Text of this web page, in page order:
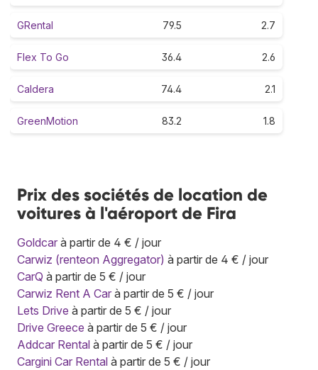
GRental 79.5 2.7
Flex To Go 36.4 2.6
Caldera 74.4 2.1
GreenMotion 83.2 1.8
Prix des sociétés de location de
voitures à l'aéroport de Fira
Goldcar à partir de 4 € / jour
Carwiz (renteon Aggregator) à partir de 4 € / jour
CarQ à partir de 5 € / jour
Carwiz Rent A Car à partir de 5 € / jour
Lets Drive à partir de 5 € / jour
Drive Greece à partir de 5 € / jour
Addcar Rental à partir de 5 € / jour
Cargini Car Rental à partir de 5 € / jour